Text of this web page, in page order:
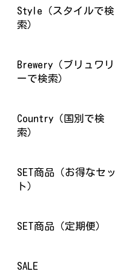
Style（スタイルで検
索）
Brewery（ブリュワリ
ーで検索）
Country（国別で検
索）
SET商品（お得なセッ
ト）
SET商品（定期便）
SALE